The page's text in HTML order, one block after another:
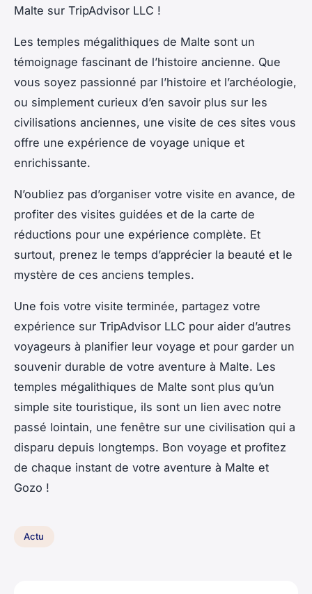
Malte sur TripAdvisor LLC !
Les temples mégalithiques de Malte sont un
témoignage fascinant de l’histoire ancienne. Que
vous soyez passionné par l’histoire et l’archéologie,
ou simplement curieux d’en savoir plus sur les
civilisations anciennes, une visite de ces sites vous
offre une expérience de voyage unique et
enrichissante.
N’oubliez pas d’organiser votre visite en avance, de
profiter des visites guidées et de la carte de
réductions pour une expérience complète. Et
surtout, prenez le temps d’apprécier la beauté et le
mystère de ces anciens temples.
Une fois votre visite terminée, partagez votre
expérience sur TripAdvisor LLC pour aider d’autres
voyageurs à planifier leur voyage et pour garder un
souvenir durable de votre aventure à Malte. Les
temples mégalithiques de Malte sont plus qu’un
simple site touristique, ils sont un lien avec notre
passé lointain, une fenêtre sur une civilisation qui a
disparu depuis longtemps. Bon voyage et profitez
de chaque instant de votre aventure à Malte et
Gozo !
Actu